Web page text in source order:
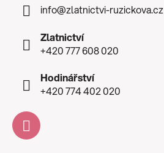
info@zlatnictvi-ruzickova.cz
Zlatnictví
+420 777 608 020
Hodinářství
+420 774 402 020